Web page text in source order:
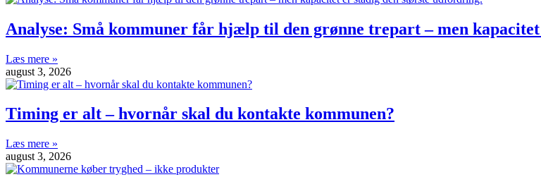
Analyse: Små kommuner får hjælp til den grønne trepart – men
Læs mere »
august 3, 2026
Timing er alt – hvornår skal du kontakte kommunen?
Læs mere »
august 3, 2026